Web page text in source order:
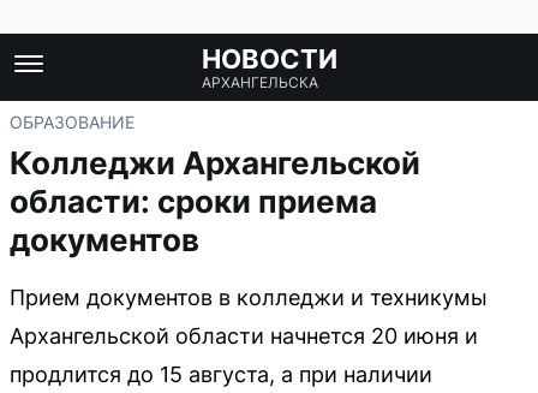
НОВОСТИ
АРХАНГЕЛЬСКА
ОБРАЗОВАНИЕ
Колледжи Архангельской
области: сроки приема
документов
Прием документов в колледжи и техникумы
Архангельской области начнется 20 июня и
продлится до 15 августа, а при наличии